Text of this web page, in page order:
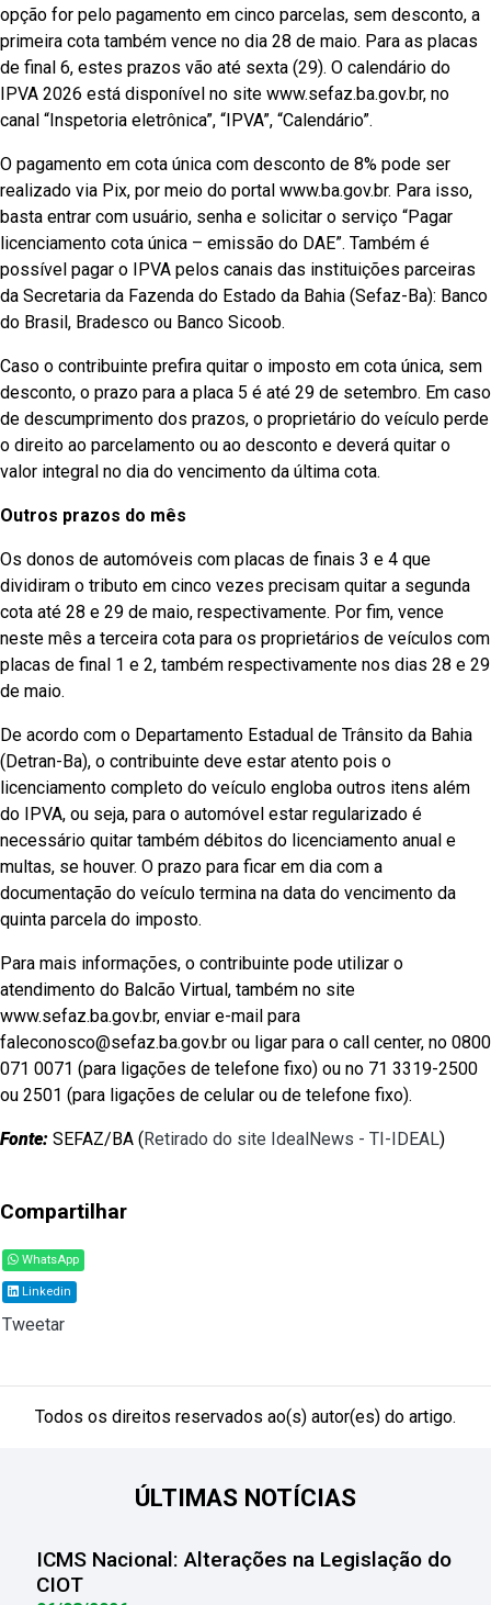
opção for pelo pagamento em cinco parcelas, sem desconto, a
primeira cota também vence no dia 28 de maio. Para as placas
de final 6, estes prazos vão até sexta (29). O calendário do
IPVA 2026 está disponível no site www.sefaz.ba.gov.br, no
canal “Inspetoria eletrônica”, “IPVA”, “Calendário”.
O pagamento em cota única com desconto de 8% pode ser
realizado via Pix, por meio do portal www.ba.gov.br. Para isso,
basta entrar com usuário, senha e solicitar o serviço “Pagar
licenciamento cota única – emissão do DAE”. Também é
possível pagar o IPVA pelos canais das instituições parceiras
da Secretaria da Fazenda do Estado da Bahia (Sefaz-Ba): Banco
do Brasil, Bradesco ou Banco Sicoob.
Caso o contribuinte prefira quitar o imposto em cota única, sem
desconto, o prazo para a placa 5 é até 29 de setembro. Em caso
de descumprimento dos prazos, o proprietário do veículo perde
o direito ao parcelamento ou ao desconto e deverá quitar o
valor integral no dia do vencimento da última cota.
Outros prazos do mês
Os donos de automóveis com placas de finais 3 e 4 que
dividiram o tributo em cinco vezes precisam quitar a segunda
cota até 28 e 29 de maio, respectivamente. Por fim, vence
neste mês a terceira cota para os proprietários de veículos com
placas de final 1 e 2, também respectivamente nos dias 28 e 29
de maio.
De acordo com o Departamento Estadual de Trânsito da Bahia
(Detran-Ba), o contribuinte deve estar atento pois o
licenciamento completo do veículo engloba outros itens além
do IPVA, ou seja, para o automóvel estar regularizado é
necessário quitar também débitos do licenciamento anual e
multas, se houver. O prazo para ficar em dia com a
documentação do veículo termina na data do vencimento da
quinta parcela do imposto.
Para mais informações, o contribuinte pode utilizar o
atendimento do Balcão Virtual, também no site
www.sefaz.ba.gov.br, enviar e-mail para
faleconosco@sefaz.ba.gov.br ou ligar para o call center, no 0800
071 0071 (para ligações de telefone fixo) ou no 71 3319-2500
ou 2501 (para ligações de celular ou de telefone fixo).
Fonte: SEFAZ/BA (Retirado do site IdealNews - TI-IDEAL)
Compartilhar
WhatsApp
Linkedin
Tweetar
Todos os direitos reservados ao(s) autor(es) do artigo.
ÚLTIMAS NOTÍCIAS
ICMS Nacional: Alterações na Legislação do
CIOT